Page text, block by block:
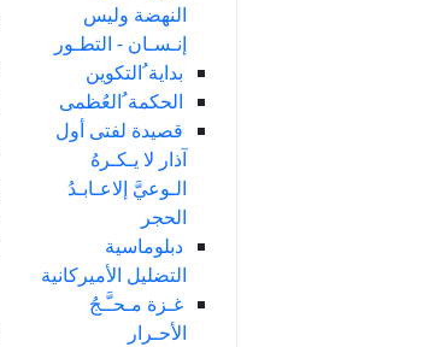
النهضة وليس
إنـسـان - التطـور
بداية ُالتكوين
الحكمة ُالعُظمى
قصيدة لفتى أول
آذار لا يـكـرهُ
الـوعيَّ إلاعـابـدُ
الحجر
دبلوماسية
التضليل الأميركانية
غـزة مـحـَّـجُ
الأحـرار